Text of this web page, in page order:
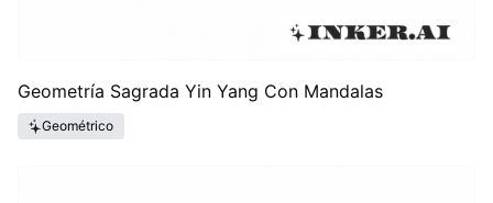
Geometría Sagrada Yin Yang Con Mandalas
Geométrico